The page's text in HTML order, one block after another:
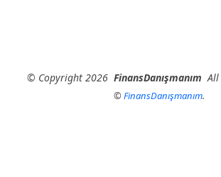
© Copyright2026 FinansDanışmanım All
©FinansDanışmanım.